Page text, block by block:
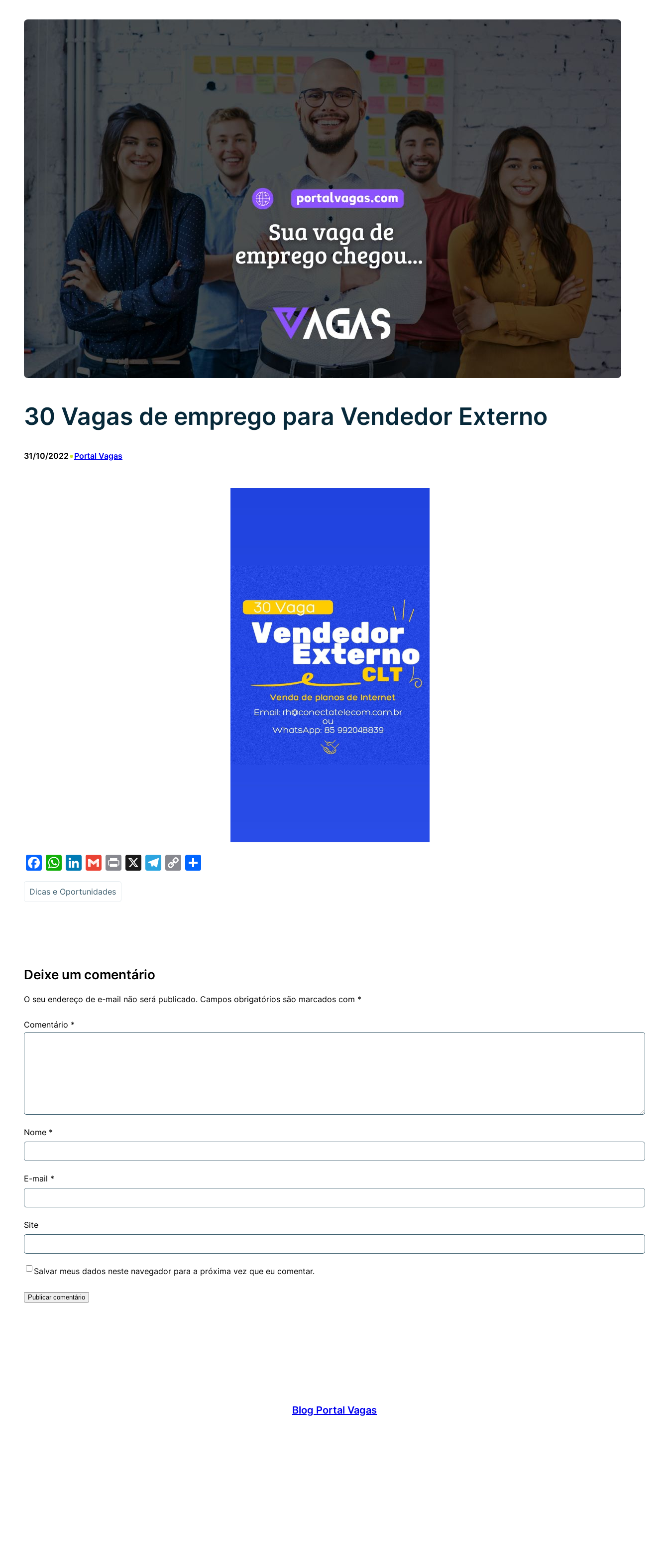
30 Vagas de emprego para Vendedor Externo
31/10/2022•Portal Vagas
Facebook
WhatsApp
LinkedIn
GmailPrint
X Telegram
Copy
Dicas e Oportunidades
Deixe um comentário
O seu endereço de e-mail não será publicado. Campos obrigatórios são marcados com *
Comentário *
Nome *
E-mail *
Site
Salvar meus dados neste navegador para a próxima vez que eu comentar.
Blog Portal Vagas